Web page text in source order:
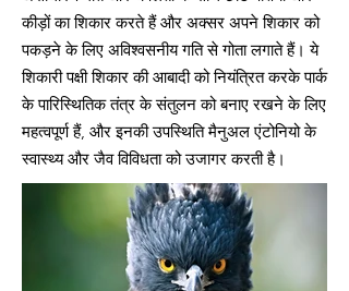
कीड़ों का शिकार करते हैं और अक्सर अपने शिकार को
पकड़ने के लिए अविश्वसनीय गति से गोता लगाते हैं। ये
शिकारी पक्षी शिकार की आबादी को नियंत्रित करके पार्क
के पारिस्थितिक तंत्र के संतुलन को बनाए रखने के लिए
महत्वपूर्ण हैं, और इनकी उपस्थिति मैनुअल एंटोनियो के
स्वास्थ्य और जैव विविधता को उजागर करती है।